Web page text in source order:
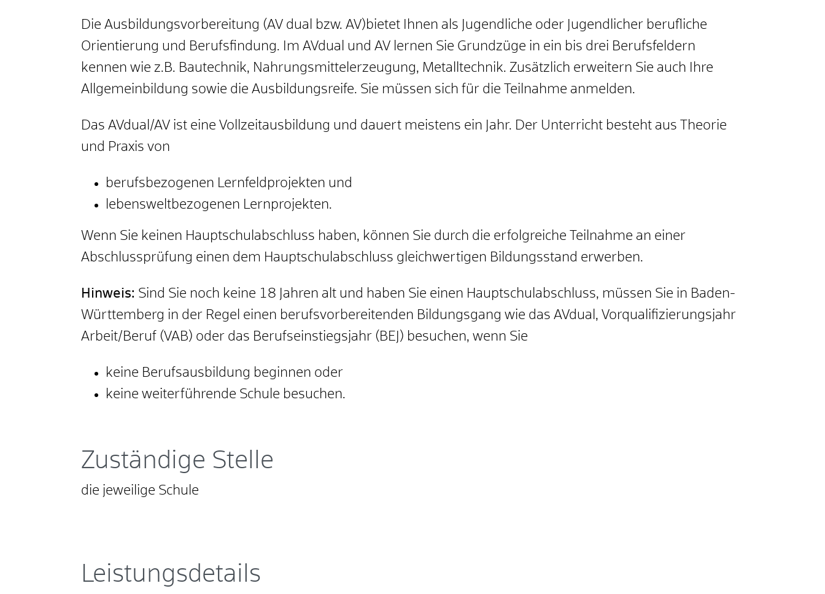
Die Ausbildungsvorbereitung (AV dual bzw. AV)bietet Ihnen als Jugendliche oder Jugendlicher berufliche
Orientierung und Berufsfindung. Im AVdual und AV lernen Sie Grundzüge in ein bis drei Berufsfeldern
kennen wie z.B. Bautechnik, Nahrungsmittelerzeugung, Metalltechnik. Zusätzlich erweitern Sie auch Ihre
Allgemeinbildung sowie die Ausbildungsreife. Sie müssen sich für die Teilnahme anmelden.
Das AVdual/AV ist eine Vollzeitausbildung und dauert meistens ein Jahr. Der Unterricht besteht aus Theorie
und Praxis von
berufsbezogenen Lernfeldprojekten und
lebensweltbezogenen Lernprojekten.
Wenn Sie keinen Hauptschulabschluss haben, können Sie durch die erfolgreiche Teilnahme an einer
Abschlussprüfung einen dem Hauptschulabschluss gleichwertigen Bildungsstand erwerben.
Hinweis: Sind Sie noch keine 18 Jahren alt und haben Sie einen Hauptschulabschluss, müssen Sie in Baden-
Württemberg in der Regel einen berufsvorbereitenden Bildungsgang wie das AVdual, Vorqualifizierungsjahr
Arbeit/Beruf (VAB) oder das Berufseinstiegsjahr (BEJ) besuchen, wenn Sie
keine Berufsausbildung beginnen oder
keine weiterführende Schule besuchen.
Zuständige Stelle
die jeweilige Schule
Leistungsdetails